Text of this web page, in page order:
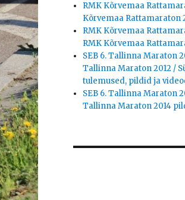
RMK Kõrvemaa
Kõrvemaa Rattamaraton
RMK Kõrvemaa
RMK Kõrvemaa
SEB 6. Tallinna Maraton
Tallinna Maraton 2012 /
tulemused, pildid ja
SEB 6. Tallinna Maraton
Tallinna Maraton 2014